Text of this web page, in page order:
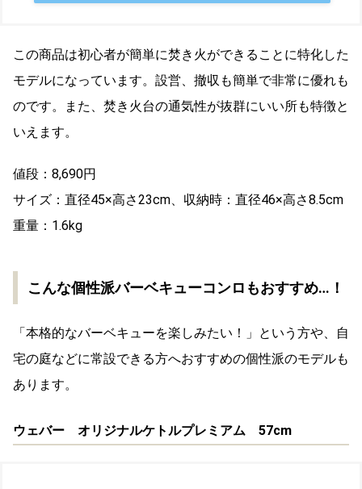
この商品は初心者が簡単に焚き火ができることに特化した
モデルになっています。設営、撤収も簡単で非常に優れも
のです。また、焚き火台の通気性が抜群にいい所も特徴と
いえます。
値段：8,690円
サイズ：直径45×高さ23cm、収納時：直径46×高さ8.5cm
重量：1.6kg
こんな個性派バーベキューコンロもおすすめ…！
「本格的なバーベキューを楽しみたい！」という方や、自
宅の庭などに常設できる方へおすすめの個性派のモデルも
あります。
ウェバー オリジナルケトルプレミアム 57cm